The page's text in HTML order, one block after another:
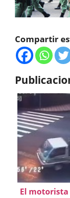
Compartir
El